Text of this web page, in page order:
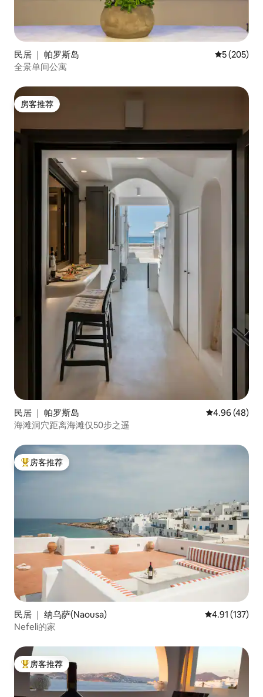
民居 ｜ 帕罗斯岛 平均评分 5
5 (205)
全景单间公寓
房客推荐
房客推荐
民居 ｜ 帕罗斯岛 平均评分
4.96 (48)
海滩洞穴距离海滩仅50步之遥
热门「房客推荐」
房客推荐
民居 ｜ 纳乌萨(Naousa) 平均评分 4.91
4.91 (137)
Nefeli的家
热门「房客推荐」
房客推荐